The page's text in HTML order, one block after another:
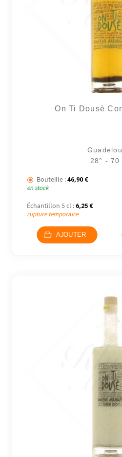
On Ti Dousè
28° - 70
Bouteille : 46,90 €
en stock
Échantillon 5 cl : 6,25 €
rupture temporaire
AJOUTER